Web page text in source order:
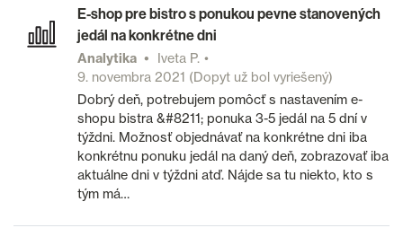
E-shop pre bistro s ponukou pevne stanovených
jedál na konkrétne dni
Analytika
Iveta P.
9. novembra 2021 (Dopyt už bol vyriešený)
Dobrý deň, potrebujem pomôcť s nastavením e-
shopu bistra &#8211; ponuka 3-5 jedál na 5 dní v
týždni. Možnosť objednávať na konkrétne dni iba
konkrétnu ponuku jedál na daný deň, zobrazovať iba
aktuálne dni v týždni atď. Nájde sa tu niekto, kto s
tým má…